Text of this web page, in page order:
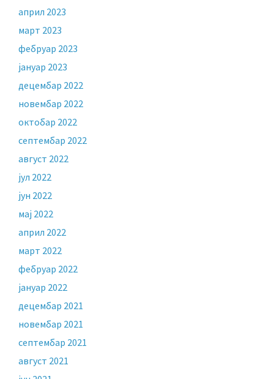
април 2023
март 2023
фебруар 2023
јануар 2023
децембар 2022
новембар 2022
октобар 2022
септембар 2022
август 2022
јул 2022
јун 2022
мај 2022
април 2022
март 2022
фебруар 2022
јануар 2022
децембар 2021
новембар 2021
септембар 2021
август 2021